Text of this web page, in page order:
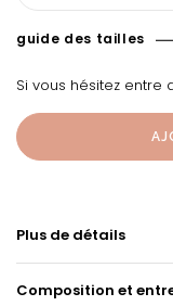
guide des tailles
Si vous hésitez entre
Plus de détails
Composition et